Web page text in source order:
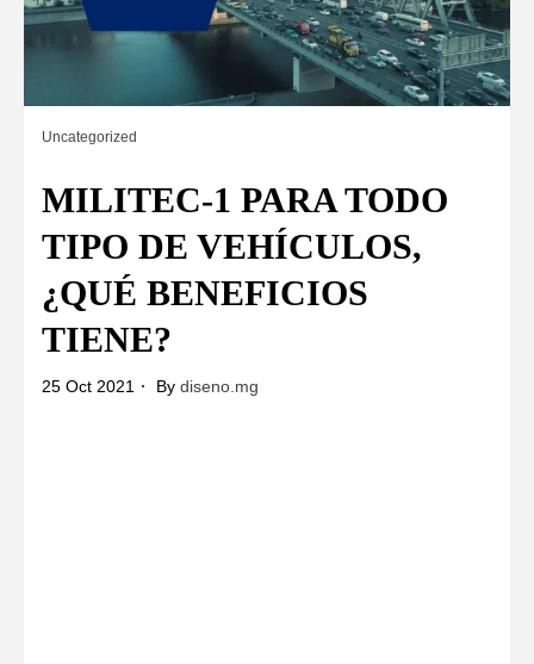
Uncategorized
MILITEC-1 PARA TODO
TIPO DE VEHÍCULOS,
¿QUÉ BENEFICIOS
TIENE?
25 Oct 2021 By diseno.mg